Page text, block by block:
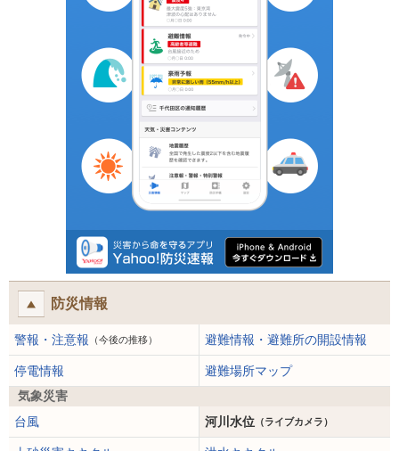
防災情報
警報・注意報 （今後の推移） 避難情報・避難所の開設情報
停電情報
避難場所マップ
気象災害
台風
河川水位 （ライブカメラ）